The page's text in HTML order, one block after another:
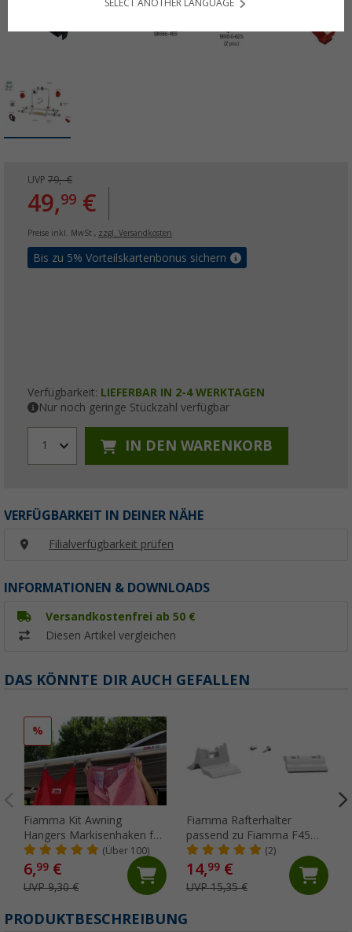
UVP 79,- €
49,99 €
Preise inkl. MwSt., zzgl. Versandkosten
Bis zu 5% Vorteilskartenbonus sichern
Verfügbarkeit: LIEFERBAR IN 2-4 WERKTAGEN
Nur noch geringe Stückzahl verfügbar
1 IN DEN WARENKORB
VERFÜGBARKEIT IN DEINER NÄHE
Filialverfügbarkeit prüfen
INFORMATIONEN & DOWNLOADS
Versandkostenfrei ab 50 €
Diesen Artikel vergleichen
DAS KÖNNTE DIR AUCH GEFALLEN
%
Fiamma Kit Awning
Hangers Markisenhaken für
die Kederschiene(Über 100)
6,99 €
UVP 9,30 €
Fiamma Rafterhalter
passend zu Fiamma F45
S/L / ZIP
(2)
14,99€
UVP 15,35 €
PRODUKTBESCHREIBUNG
SELECT ANOTHER LANGUAGE